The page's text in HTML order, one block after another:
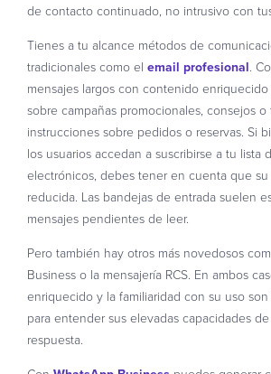
de contacto continuado, no intrusivo con
Tienes a tu alcance métodos de
tradicionales como el email profesional.
mensajes largos con contenido
sobre campañas promocionales, consejos o
instrucciones sobre pedidos o reservas. Si
los usuarios accedan a suscribirse a tu lista
electrónicos, debes tener en cuenta que su
reducida. Las bandejas de entrada suelen
mensajes pendientes de leer.
Pero también hay otros más novedosos
Business o la mensajería RCS. En ambos
enriquecido y la familiaridad con su uso
para entender sus elevadas capacidades
respuesta.